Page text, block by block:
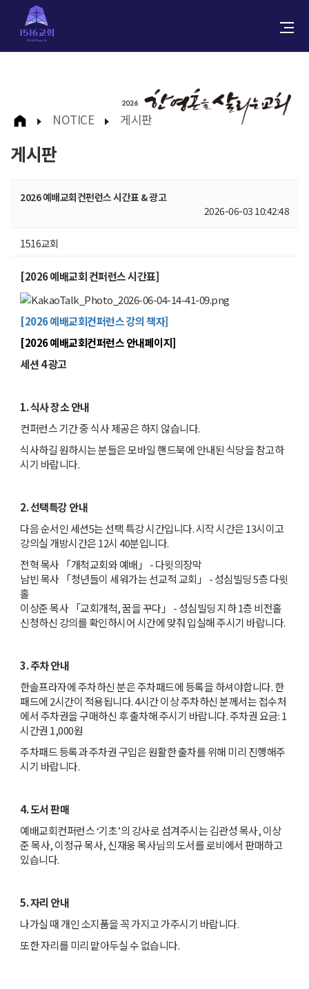
NOTICE 게시판
게시판
2026 예배교회컨펀런스 시간표 & 광고
2026-06-03 10:42:48
1516교회
[2026 예배교회 컨퍼런스 시간표]
[2026 예배교회컨퍼런스 강의 책자]
[2026 예배교회컨퍼런스 안내페이지]
세션 4 광고
1. 식사 장소 안내
컨퍼런스 기간 중 식사 제공은 하지 않습니다.
식사하길 원하시는 분들은 모바일 핸드북에 안내된 식당을 참고하
시기 바랍니다.
2. 선택특강 안내
다음 순서인 세션5는 선택 특강 시간입니다. 시작 시간은 13시이고
강의실 개방시간은 12시 40분입니다.
전혁 목사 「개척교회와 예배」 - 다윗의장막
남빈 목사 「청년들이 세워가는 선교적 교회」 - 성심빌딩 5층 다윗
홀
이상준 목사 「교회개척, 꿈을 꾸다」 - 성심빌딩 지하 1층 비전홀
신청하신 강의를 확인하시어 시간에 맞춰 입실해 주시기 바랍니다.
3. 주차 안내
한솔프라자에 주차하신 분은 주차패드에 등록을 하셔야합니다. 한
패드에 2시간이 적용됩니다. 4시간 이상 주차하신 분께서는 접수처
에서 주차권을 구매하신 후 출차해 주시기 바랍니다. 주차권 요금: 1
시간권 1,000원
주차패드 등록과 주차권 구입은 원활한 출차를 위해 미리 진행해주
시기 바랍니다.
4. 도서 판매
예배교회컨퍼런스 ‘기초’의 강사로 섬겨주시는 김관성 목사, 이상
준 목사, 이정규 목사, 신재웅 목사님의 도서를 로비에서 판매하고
있습니다.
5. 자리 안내
나가실 때 개인 소지품을 꼭 가지고 가주시기 바랍니다.
또한 자리를 미리 맡아두실 수 없습니다.